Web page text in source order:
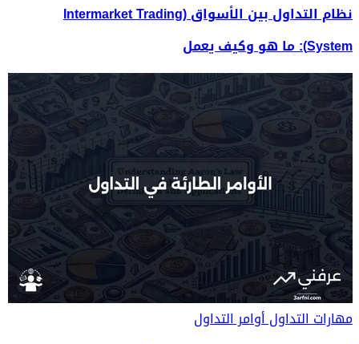
نظام التداول بين الأسواق (Intermarket Trading
System): ما هو وكيف يعمل
مهارات التداولأوامر التداول